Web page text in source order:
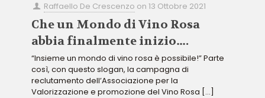
Raffaello De Crescenzo on13 Ottobre 2021
Che un Mondo di Vino Rosa
abbia finalmente inizio….
“Insieme un mondo di vino rosa è possibile!” Parte
così, con questo slogan, la campagna di
reclutamento dell’Associazione per la
Valorizzazione e promozione del Vino Rosa […]